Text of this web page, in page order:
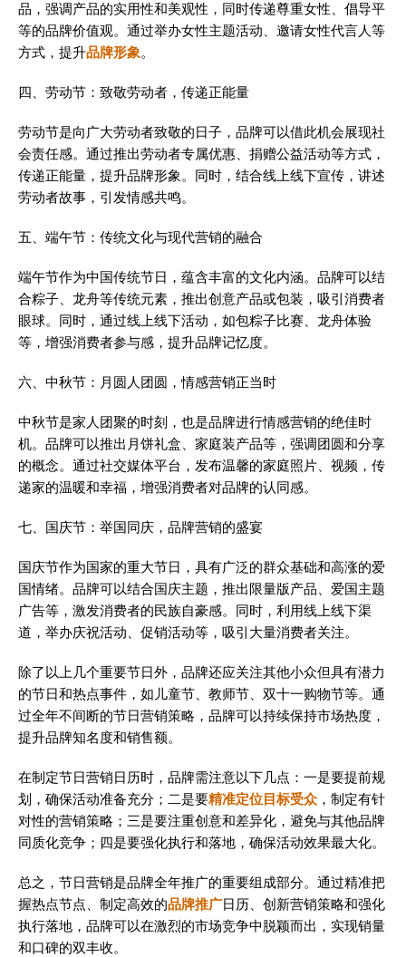
品，强调产品的实用性和美观性，同时传递尊重女性、倡导平
等的品牌价值观。通过举办女性主题活动、邀请女性代言人等
方式，提升品牌形象。
四、劳动节：致敬劳动者，传递正能量
劳动节是向广大劳动者致敬的日子，品牌可以借此机会展现社
会责任感。通过推出劳动者专属优惠、捐赠公益活动等方式，
传递正能量，提升品牌形象。同时，结合线上线下宣传，讲述
劳动者故事，引发情感共鸣。
五、端午节：传统文化与现代营销的融合
端午节作为中国传统节日，蕴含丰富的文化内涵。品牌可以结
合粽子、龙舟等传统元素，推出创意产品或包装，吸引消费者
眼球。同时，通过线上线下活动，如包粽子比赛、龙舟体验
等，增强消费者参与感，提升品牌记忆度。
六、中秋节：月圆人团圆，情感营销正当时
中秋节是家人团聚的时刻，也是品牌进行情感营销的绝佳时
机。品牌可以推出月饼礼盒、家庭装产品等，强调团圆和分享
的概念。通过社交媒体平台，发布温馨的家庭照片、视频，传
递家的温暖和幸福，增强消费者对品牌的认同感。
七、国庆节：举国同庆，品牌营销的盛宴
国庆节作为国家的重大节日，具有广泛的群众基础和高涨的爱
国情绪。品牌可以结合国庆主题，推出限量版产品、爱国主题
广告等，激发消费者的民族自豪感。同时，利用线上线下渠
道，举办庆祝活动、促销活动等，吸引大量消费者关注。
除了以上几个重要节日外，品牌还应关注其他小众但具有潜力
的节日和热点事件，如儿童节、教师节、双十一购物节等。通
过全年不间断的节日营销策略，品牌可以持续保持市场热度，
提升品牌知名度和销售额。
在制定节日营销日历时，品牌需注意以下几点：一是要提前规
划，确保活动准备充分；二是要精准定位目标受众，制定有针
对性的营销策略；三是要注重创意和差异化，避免与其他品牌
同质化竞争；四是要强化执行和落地，确保活动效果最大化。
总之，节日营销是品牌全年推广的重要组成部分。通过精准把
握热点节点、制定高效的品牌推广日历、创新营销策略和强化
执行落地，品牌可以在激烈的市场竞争中脱颖而出，实现销量
和口碑的双丰收。